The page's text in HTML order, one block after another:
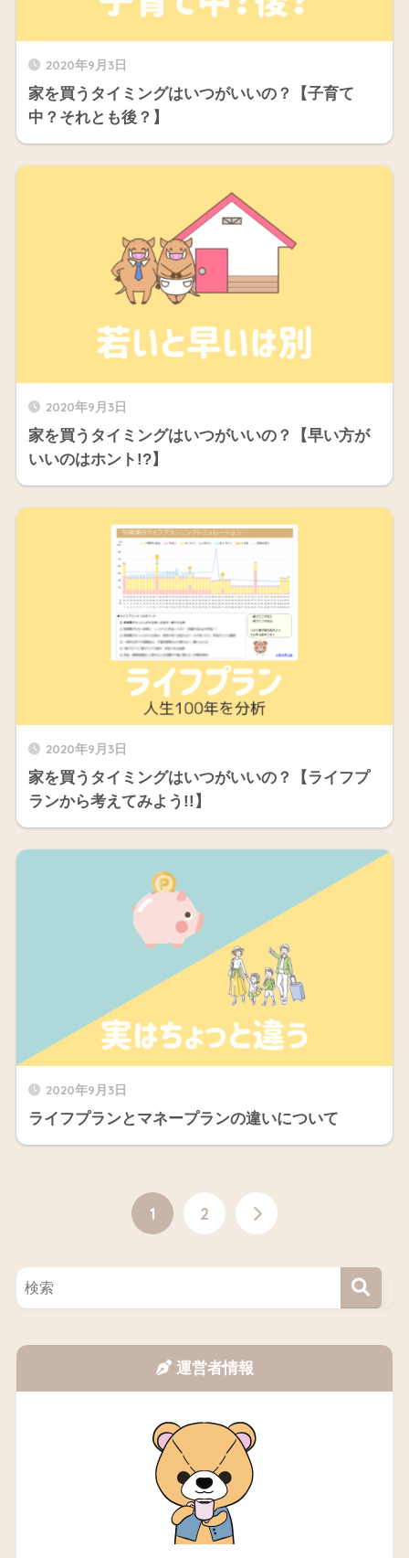
2020年9月3日
家を買うタイミングはいつがいいの？【子育て
中？それとも後？】
2020年9月3日
家を買うタイミングはいつがいいの？【早い方が
いいのはホント!?】
2020年9月3日
家を買うタイミングはいつがいいの？【ライフプ
ランから考えてみよう!!】
2020年9月3日
ライフプランとマネープランの違いについて
1 2
運営者情報